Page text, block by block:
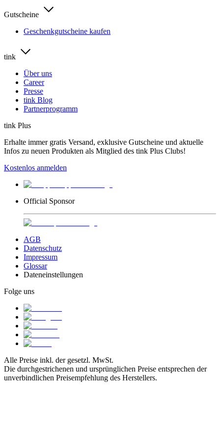
Gutscheine
Geschenkgutscheine kaufen
tink
Über uns
Career
Presse
tink Blog
Partnerprogramm
tink Plus
Erhalte immer gratis Versand, exklusive Gutscheine und aktuelle
Infos zu neuen Produkten als Mitglied des tink Plus Clubs!
Kostenlos anmelden
Official Sponsor
AGB
Datenschutz
Impressum
Glossar
Dateneinstellungen
Folge uns
Alle Preise inkl. der gesetzl. MwSt.
Die durchgestrichenen und ursprünglichen Preise entsprechen der
unverbindlichen Preisempfehlung des Herstellers.